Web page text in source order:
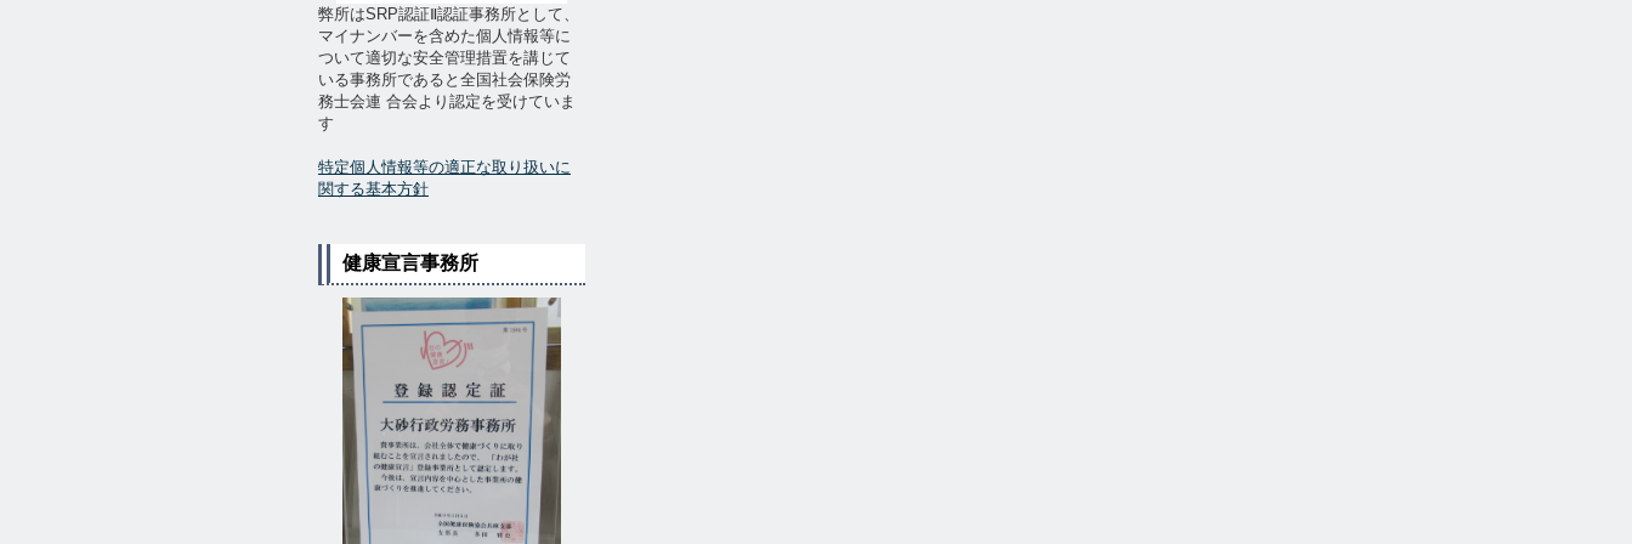
弊所はSRP認証Ⅱ認証事務所として、
マイナンバーを含めた個人情報等に
ついて適切な安全管理措置を講じて
いる事務所であると全国社会保険労
務士会連 合会より認定を受けていま
す
特定個人情報等の適正な取り扱いに
関する基本方針
健康宣言事務所